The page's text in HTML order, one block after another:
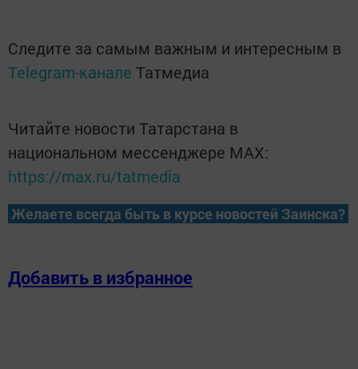
Следите за самым важным и интересным в
Telegram-канале Татмедиа
Читайте новости Татарстана в
национальном мессенджере MАХ:
https://max.ru/tatmedia
Желаете всегда быть в курсе новостей Заинска?
Добавить в избранное